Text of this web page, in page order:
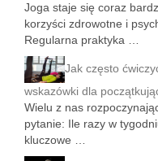
Joga staje się coraz
korzyści zdrowotne i
Regularna praktyka …
Jak często
wskazówki dla
Wielu z nas
pytanie: Ile razy w
kluczowe …